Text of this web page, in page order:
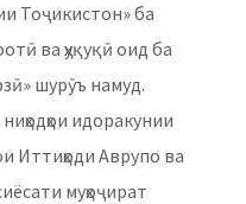
Тоҷикистон» ба
ва ҳуқуқӣ оид ба
шурӯъ намуд.
идоракунии
Иттиҳоди Аврупо ва
муҳоҷират